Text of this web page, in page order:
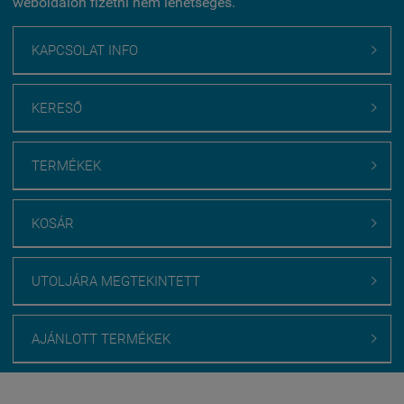
KAPCSOLAT INFO 
KERESŐ 
TERMÉKEK 
KOSÁR 
UTOLJÁRA MEGTEKINTETT 
AJÁNLOTT TERMÉKEK 